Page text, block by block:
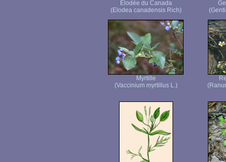
Elodée du Canada
(Elodea canadensis Rich)
Myrtille
(Vaccinium myrtillus L.)